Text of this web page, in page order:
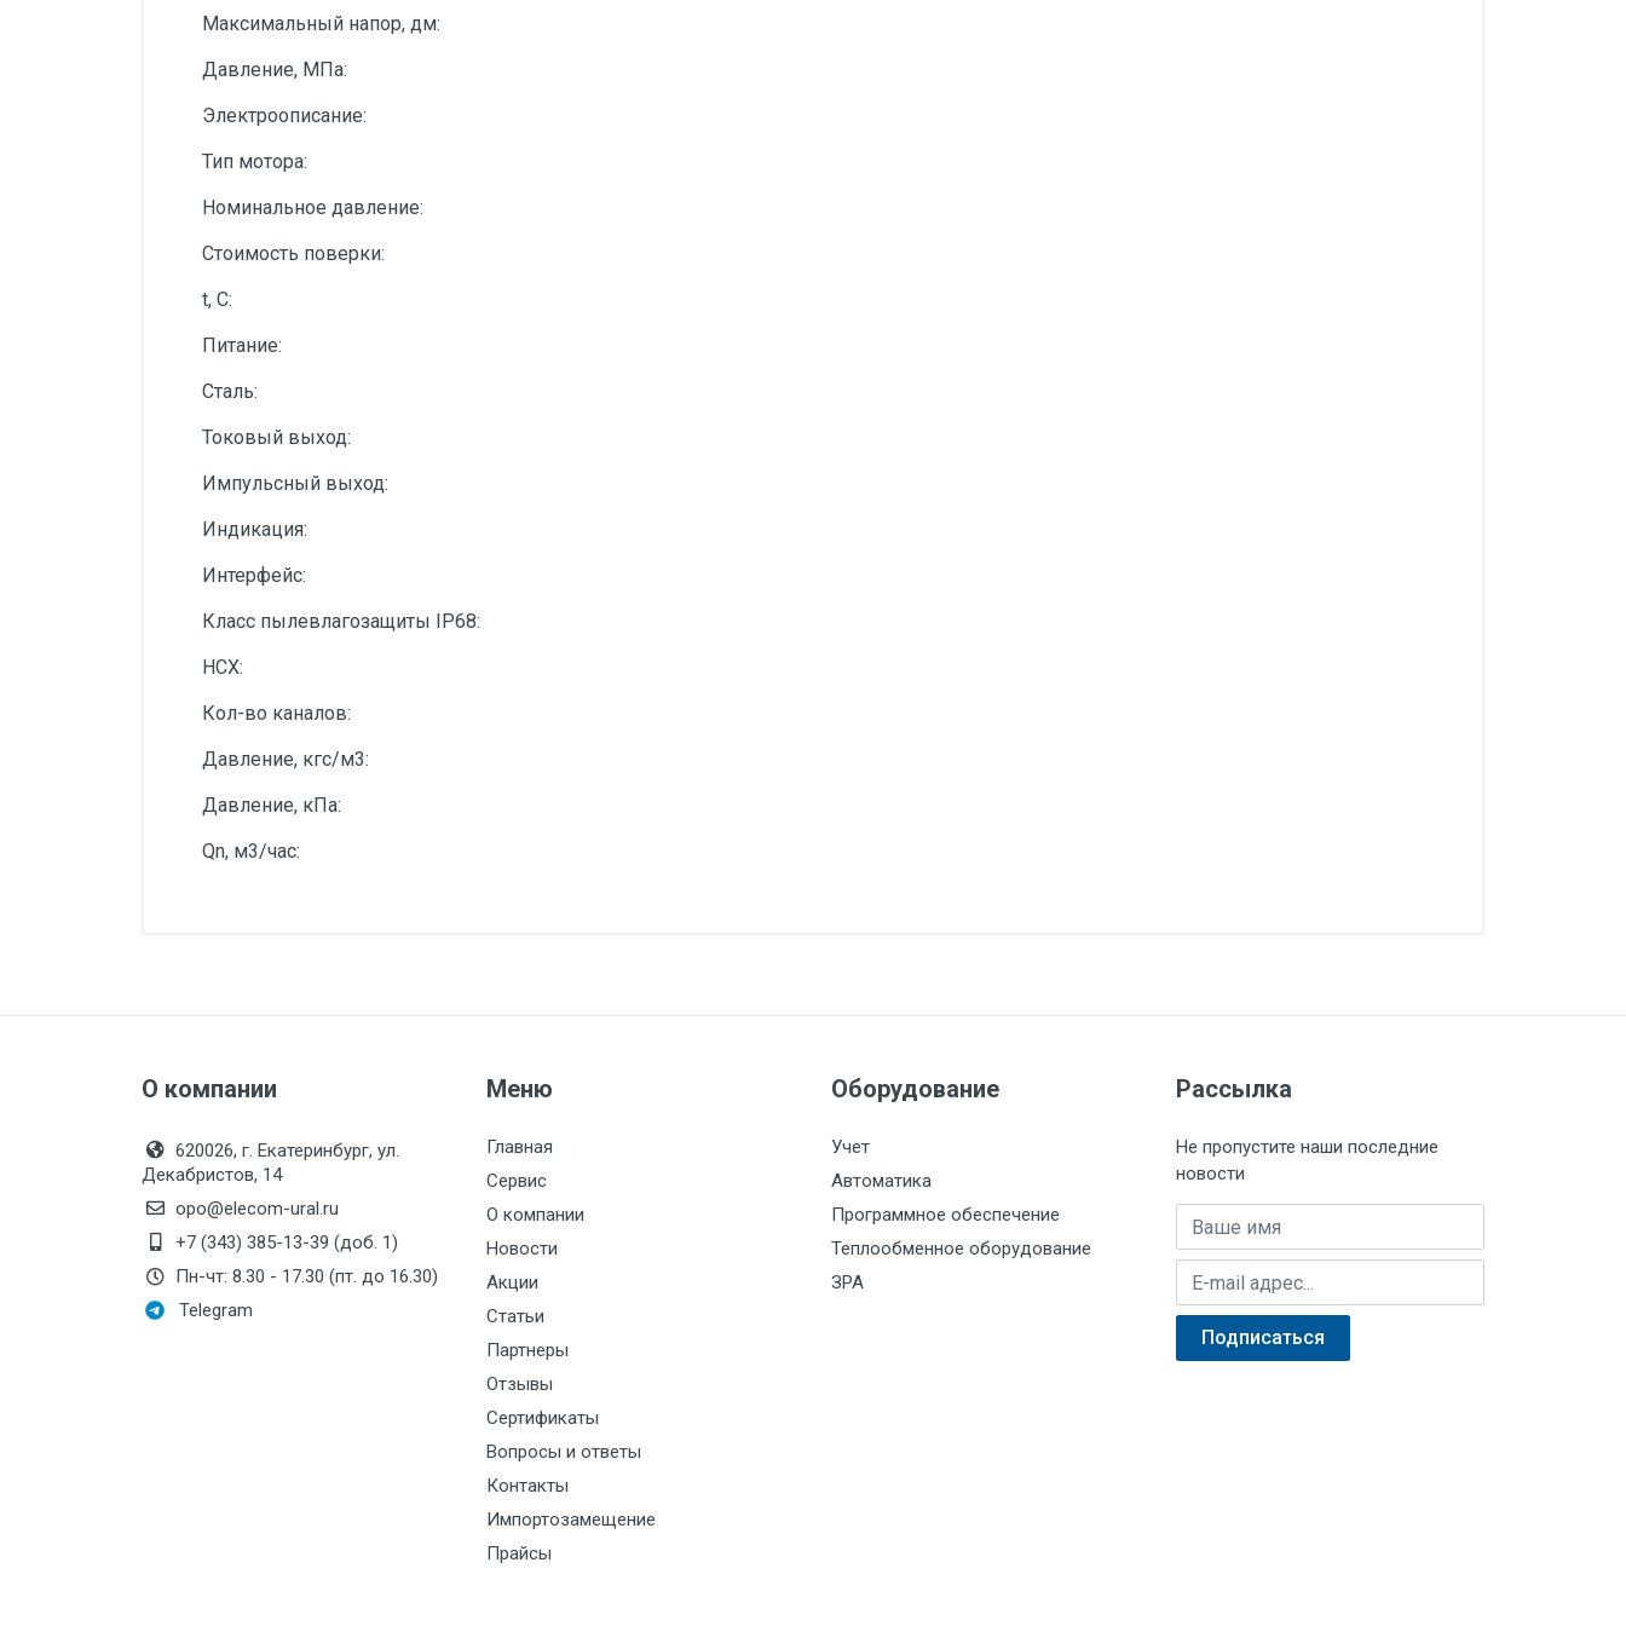
Максимальный напор, дм:
Давление, МПа:
Электроописание:
Тип мотора:
Номинальное давление:
Стоимость поверки:
t, С:
Питание:
Сталь:
Токовый выход:
Импульсный выход:
Индикация:
Интерфейс:
Класс пылевлагозащиты IP68:
НСХ:
Кол-во каналов:
Давление, кгс/м3:
Давление, кПа:
Qn, м3/час:
О компании
620026, г. Екатеринбург, ул.
Декабристов, 14
opo@elecom-ural.ru
+7 (343) 385-13-39 (доб. 1)
Пн-чт: 8.30 - 17.30 (пт. до 16.30)
Telegram
Меню
Главная
Сервис
О компании
Новости
Акции
Статьи
Партнеры
Отзывы
Сертификаты
Вопросы и ответы
Контакты
Импортозамещение
Прайсы
Оборудование
Учет
Автоматика
Программное обеспечение
Теплообменное оборудование
ЗРА
Рассылка
Не пропустите наши последние
новости
Имя
E-mail адрес
Подписаться